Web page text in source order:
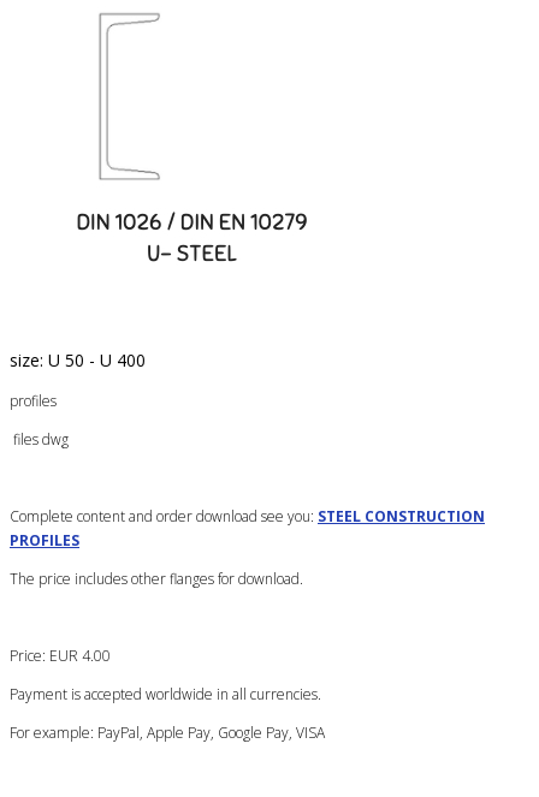
size: U 50 - U 400
profiles
files dwg
Complete content and order download see you: STEEL CONSTRUCTION
PROFILES
The price includes other flanges for download.
Price: EUR 4.00
Payment is accepted worldwide in all currencies.
For example: PayPal, Apple Pay, Google Pay, VISA